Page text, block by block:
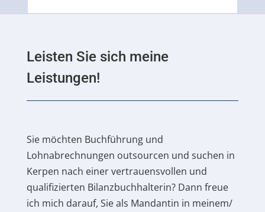
Leisten Sie sich meine
Leistungen!
Sie möchten Buchführung und
Lohnabrechnungen outsourcen und suchen in
Kerpen nach einer vertrauensvollen und
qualifizierten Bilanzbuchhalterin? Dann freue
ich mich darauf, Sie als Mandantin in meinem/